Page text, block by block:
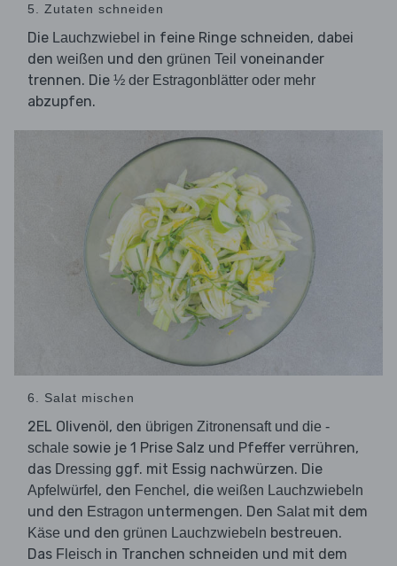
5. Zutaten schneiden
Die Lauchzwiebel in feine Ringe schneiden, dabei
den weißen und den grünen Teil voneinander
trennen. Die ½ der Estragonblätter oder mehr
abzupfen.
6. Salat mischen
2EL Olivenöl, den übrigen Zitronensaft und die -
schale sowie je 1 Prise Salz und Pfeffer verrühren,
das Dressing ggf. mit Essig nachwürzen. Die
Apfelwürfel , den Fenchel , die weißen Lauchzwiebeln
und den Estragon untermengen. Den Salatmit dem
Käse und den grünen Lauchzwiebeln bestreuen.
Das Fleisch in Tranchen schneiden und mit dem